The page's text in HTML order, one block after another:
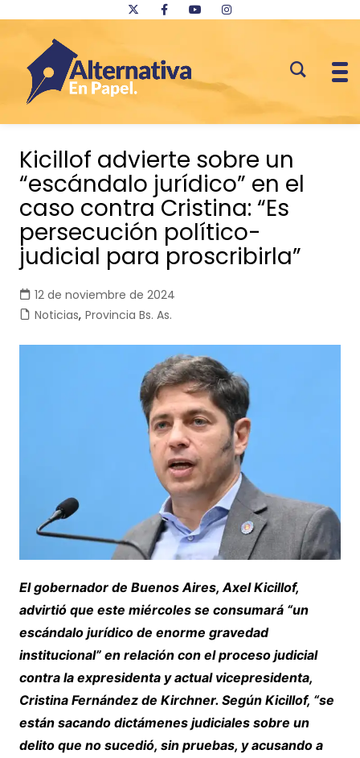
contenido
Kicillof advierte sobre un
“escándalo jurídico” en el
caso contra Cristina: “Es
persecución político-
judicial para proscribirla”
12 de noviembre de 2024
Noticias, Provincia Bs. As.
El gobernador de Buenos Aires, Axel Kicillof,
advirtió que este miércoles se consumará “un
escándalo jurídico de enorme gravedad
institucional” en relación con el proceso judicial
contra la expresidenta y actual vicepresidenta,
Cristina Fernández de Kirchner. Según Kicillof, “se
están sacando dictámenes judiciales sobre un
delito que no sucedió, sin pruebas, y acusando a